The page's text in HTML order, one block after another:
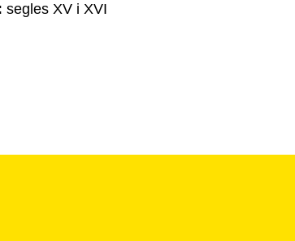
segles XV i XVI